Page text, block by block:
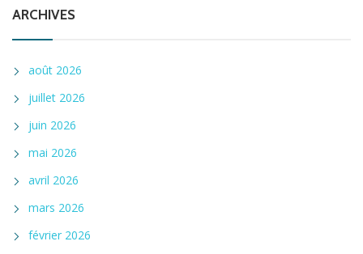
ARCHIVES
août 2026
juillet 2026
juin 2026
mai 2026
avril 2026
mars 2026
février 2026